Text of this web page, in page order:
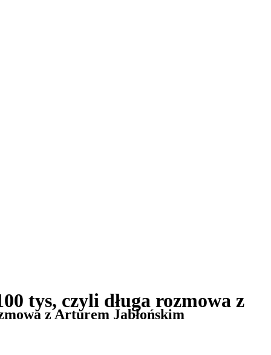
tys, czyli długa rozmowa z
z Arturem Jabłońskim